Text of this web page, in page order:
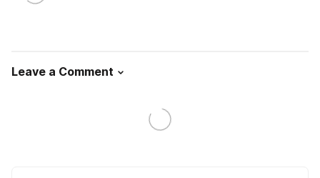
Leave a Comment